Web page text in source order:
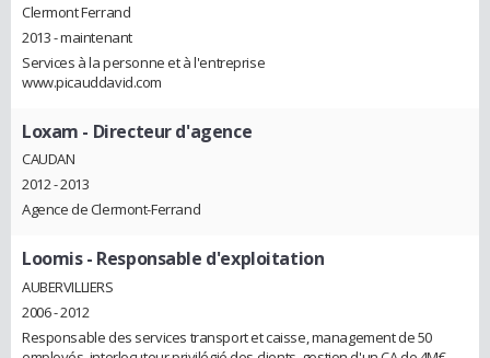
Clermont Ferrand
2013 - maintenant
Services à la personne et à l'entreprise
www.picauddavid.com
Loxam - Directeur d'agence
CAUDAN
2012 - 2013
Agence de Clermont-Ferrand
Loomis- Responsable d'exploitation
AUBERVILLIERS
2006 - 2012
Responsable des services transport et caisse, management de 50